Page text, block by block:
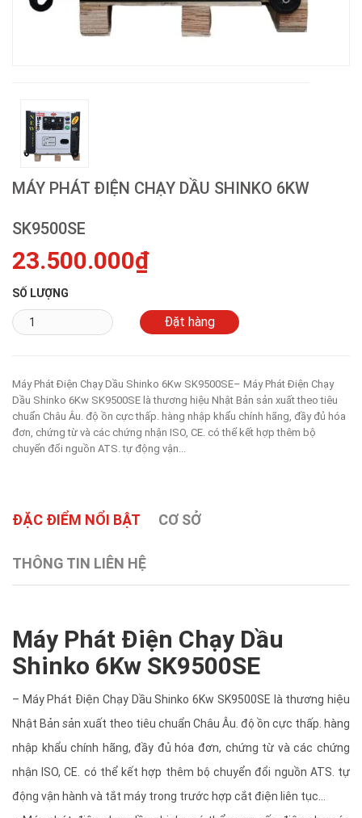
MÁY PHÁT ĐIỆN CHẠY DẦU SHINKO 6KW
SK9500SE
23.500.000₫
SỐ LƯỢNG
Máy Phát Điện Chạy Dầu Shinko 6Kw SK9500SE– Máy Phát Điện Chạy
Dầu Shinko 6Kw SK9500SE là thương hiệu Nhật Bản sản xuất theo tiêu
chuẩn Châu Âu. độ ồn cực thấp. hàng nhập khẩu chính hãng, đầy đủ hóa
đơn, chứng từ và các chứng nhận ISO, CE. có thể kết hợp thêm bộ
chuyển đổi nguồn ATS. tự động vận...
ĐẶC ĐIỂM NỔI BẬT CƠ SỞ
THÔNG TIN LIÊN HỆ
Máy Phát Điện Chạy Dầu
Shinko 6Kw SK9500SE
– Máy Phát Điện Chạy Dầu Shinko 6Kw SK9500SE là thương hiệu
Nhật Bản sản xuất theo tiêu chuẩn Châu Âu. độ ồn cực thấp. hàng
nhập khẩu chính hãng, đầy đủ hóa đơn, chứng từ và các chứng
nhận ISO, CE. có thể kết hợp thêm bộ chuyển đổi nguồn ATS. tự
động vận hành và tắt máy trong trước hợp cắt điện liên tục…